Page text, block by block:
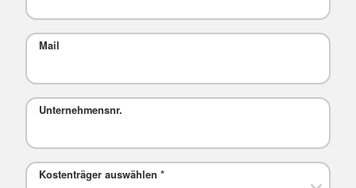
Mail
Unternehmensnr.
Kostenträger auswählen *